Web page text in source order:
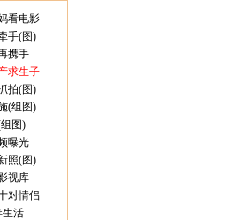
看电影
手(图)
携手
求生子
拍(图)
(组图)
图)
曝光
照(图)
视库
对情侣
生活